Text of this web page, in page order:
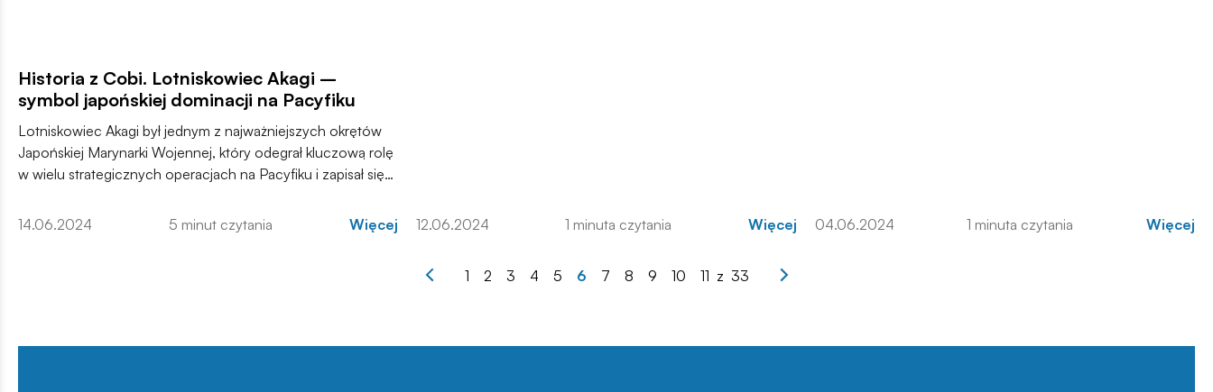
Historia z Cobi. Lotniskowiec Akagi –
symbol japońskiej dominacji na Pacyfiku
Lotniskowiec Akagi był jednym z najważniejszych okrętów
Japońskiej Marynarki Wojennej, który odegrał kluczową rolę
w wielu strategicznych operacjach na Pacyfiku i zapisał się
Historia Akagi, od początków konstrukcji jako krążownik
14.06.2024 5 minut czytania Więcej 12.06.2024 1 minuta czytania Więcej 04.06.2024 1 minuta czytania Więcej
1 2 3 4 5 6 7 8 9 10 11 z 33